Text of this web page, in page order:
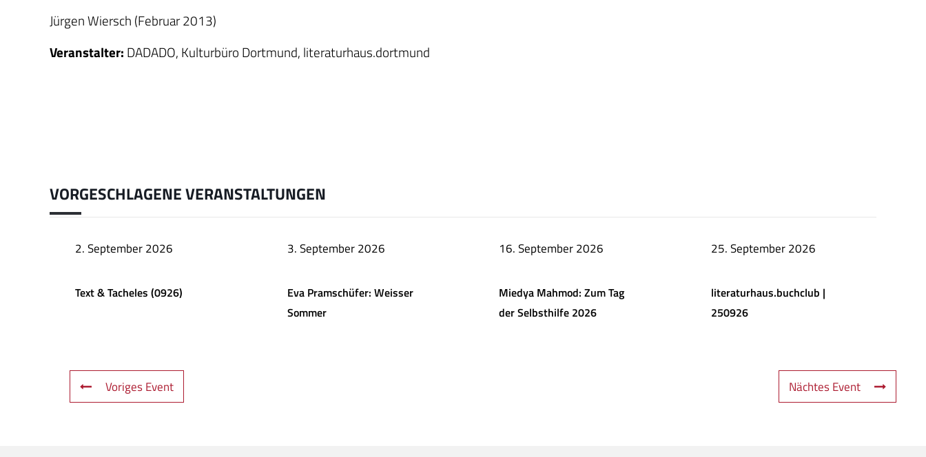
Jürgen Wiersch (Februar 2013)
Veranstalter: DADADO, Kulturbüro Dortmund, literaturhaus.dortmund
VORGESCHLAGENE VERANSTALTUNGEN
2. September 2026
Text & Tacheles (0926)
3. September 2026
Eva Pramschüfer: Weisser
Sommer
16. September 2026
Miedya Mahmod: Zum Tag
der Selbsthilfe 2026
25. September 2026
literaturhaus.buchclub |
250926
Voriges Event Nächtes Event